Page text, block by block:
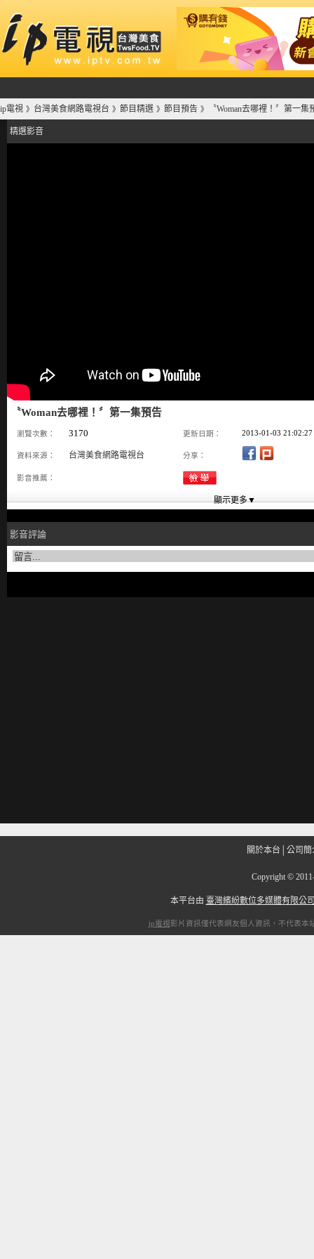
ip電視 》 台灣美食網路電視台 》 節目精選 》 節目預告 》 〝Woman去哪裡！〞第一集
精選影音
〝Woman去哪裡！〞第一集預告
瀏覽次數： 3170 更新日期： 2013-01-03 21:02:27
資料來源： 台灣美食網路電視台 分享：
影音推薦：
影音評論
關於本台 公司簡
Copyright ©
本平台由 臺灣繽紛數位多媒體有限公
ip電視影片資訊僅代表網友個人資訊，不代表本